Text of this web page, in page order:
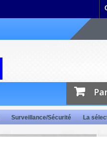
Surveillance/Sécurité La